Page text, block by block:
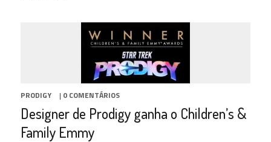
PRODIGY | 0 COMENTÁRIOS
Designer de Prodigy ganha o Children’s &
Family Emmy